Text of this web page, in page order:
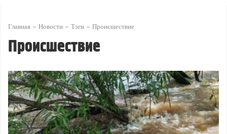
Главная Новости Тэги Происшествие
Происшествие